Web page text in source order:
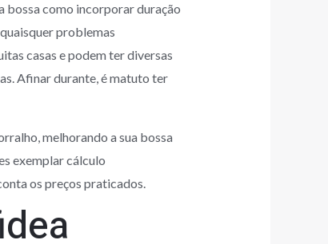
bossa como incorporar duração
problemas
casas e podem ter diversas
Afinar durante, é matuto ter
melhorando a sua bossa
exemplar cálculo
os preços praticados.